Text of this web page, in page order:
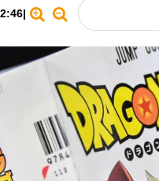
|